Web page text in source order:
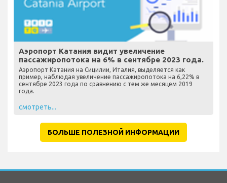
Аэропорт Катания видит увеличение
пассажиропотока на 6% в сентябре 2023 года.
Аэропорт Катания на Сицилии, Италия, выделяется как
пример, наблюдая увеличение пассажиропотока на 6,22% в
сентябре 2023 года по сравнению с тем же месяцем 2019
года.
смотреть...
БОЛЬШЕ ПОЛЕЗНОЙ ИНФОРМАЦИИ